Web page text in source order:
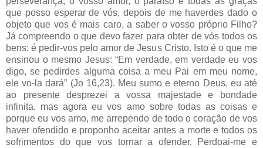
que posso esperar de vós, depois de me haverdes dado o
objeto que vos é mais caro, a saber o vosso próprio Filho?
Já compreendo o que devo fazer para obter de vós todos os
bens: é pedir-vos pelo amor de Jesus Cristo. Isto é o que me
ensinou o mesmo Jesus: “Em verdade, em verdade eu vos
digo, se pedirdes alguma coisa a meu Pai em meu nome,
ele vo-la dará” (Jo 16,23). Meu sumo e eterno Deus, eu até
ao presente desprezei a vossa majestade e bondade
infinita, mas agora eu vos amo sobre todas as coisas e
porque eu vos amo, me arrependo de todo o coração de vos
haver ofendido e proponho aceitar antes a morte e todos os
sofrimentos do que vos tornar a ofender. Perdoai-me e